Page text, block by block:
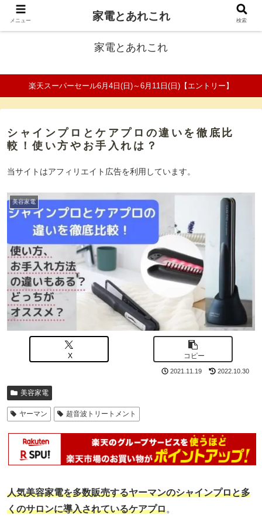
ファミリーの家電口コミ＆比較サイト
家電とあれこれ
楽天スーパーセール6月4日(日)～6月11日(日)【エントリー】
シャインプロとケアプロの違いを徹底比
較！使い方やお手入れは？
当サイトはアフィリエイト広告を利用しています。
美容家電
X コピー
2021.11.19 2022.10.30
美容家電
ヤーマン 超音波トリートメント
人気美容家電を多数販売するヤーマンのシャインプロと多
くのサロンに導入されているケアプロ。
メニュー 家電とあれこれ 検索